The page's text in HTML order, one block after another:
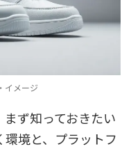
イメージ
ず知っておきたい
境と、プラットフ